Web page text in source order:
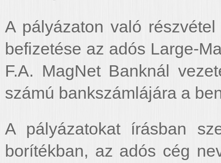
A pályázaton való
befizetése az adós Large-
F.A. MagNet Banknál
számú bankszámlájára a
A pályázatokat írásban
borítékban, az adós cég